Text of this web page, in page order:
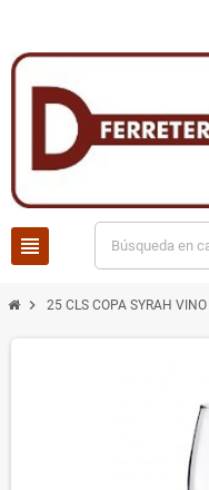
view_headline
chevron_right 25 CLS COPA SYRAH